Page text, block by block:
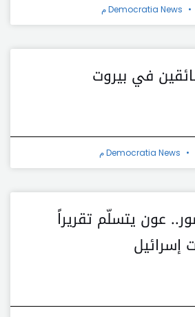
Democratia News
في بيروت
Democratia News
عون يتسلّم تقريراً
إسرائيل